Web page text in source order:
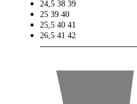
24,5 38 39
25 39 40
25,5 40 41
26,5 41 42